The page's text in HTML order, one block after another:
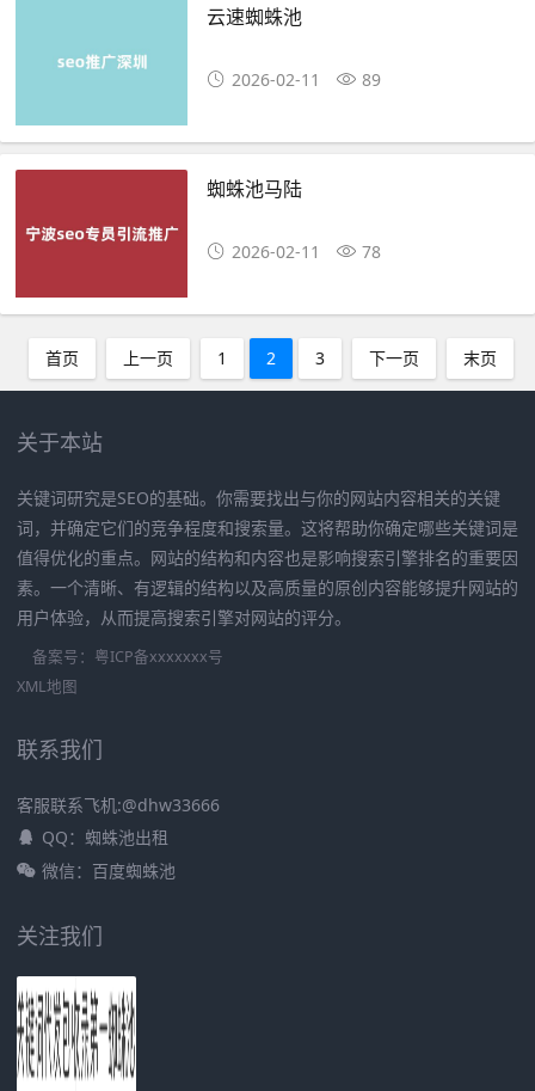
云速蜘蛛池
2026-02-11 89
蜘蛛池马陆
2026-02-11 78
首页 上一页 1 2 3 下一页 末页
关于本站
关键词研究是SEO的基础。你需要找出与你的网站内容相关的关键
词，并确定它们的竞争程度和搜索量。这将帮助你确定哪些关键词是
值得优化的重点。网站的结构和内容也是影响搜索引擎排名的重要因
素。一个清晰、有逻辑的结构以及高质量的原创内容能够提升网站的
用户体验，从而提高搜索引擎对网站的评分。
备案号： 粤ICP备xxxxxxx号
XML地图
联系我们
客服联系飞机:@dhw33666
QQ：蜘蛛池出租
微信：百度蜘蛛池
关注我们